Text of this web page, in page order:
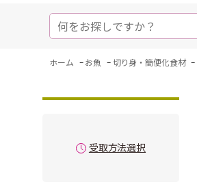
ホーム - お魚 - 切り身・簡便化食材 -
受取方法選択